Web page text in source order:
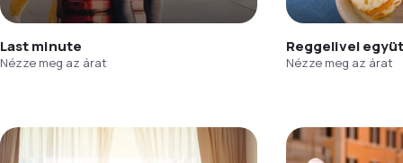
Last minute
Nézze meg az árat
Reggelivel
Nézze meg az árat